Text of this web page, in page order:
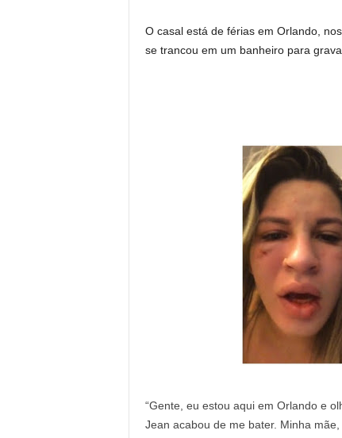
O casal está de férias em Orlando,
se trancou em um banheiro para
“Gente, eu estou aqui em Orlando e
Jean acabou de me bater. Minha